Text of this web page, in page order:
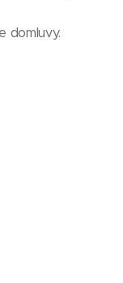
domluvy.